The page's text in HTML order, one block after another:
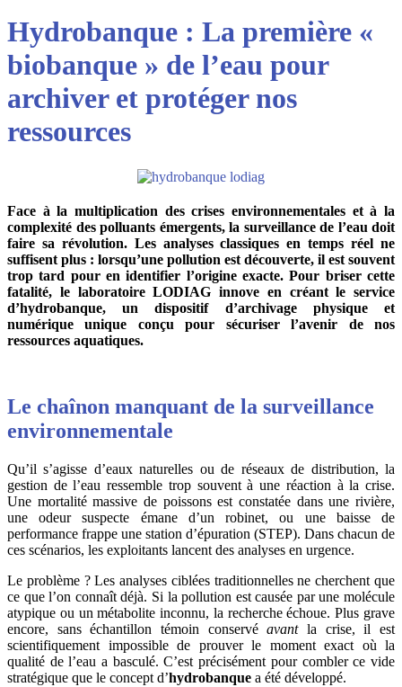
Hydrobanque : La première «
biobanque » de l’eau pour
archiver et protéger nos
ressources
Face à la multiplication des crises environnementales et à la
complexité des polluants émergents, la surveillance de l’eau doit
faire sa révolution. Les analyses classiques en temps réel ne
suffisent plus : lorsqu’une pollution est découverte, il est souvent
trop tard pour en identifier l’origine exacte. Pour briser cette
fatalité, le laboratoire LODIAG innove en créant le service
d’hydrobanque, un dispositif d’archivage physique et
numérique unique conçu pour sécuriser l’avenir de nos
ressources aquatiques.
Le chaînon manquant de la surveillance
environnementale
Qu’il s’agisse d’eaux naturelles ou de réseaux de distribution, la
gestion de l’eau ressemble trop souvent à une réaction à la crise.
Une mortalité massive de poissons est constatée dans une rivière,
une odeur suspecte émane d’un robinet, ou une baisse de
performance frappe une station d’épuration (STEP). Dans chacun de
ces scénarios, les exploitants lancent des analyses en urgence.
Le problème ? Les analyses ciblées traditionnelles ne cherchent que
ce que l’on connaît déjà. Si la pollution est causée par une molécule
atypique ou un métabolite inconnu, la recherche échoue. Plus grave
encore, sans échantillon témoin conservéavantla crise, il est
scientifiquement impossible de prouver le moment exact où la
qualité de l’eau a basculé. C’est précisément pour combler ce vide
stratégique que le concept d’hydrobanque a été développé.